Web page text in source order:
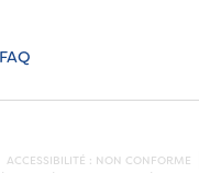
FAQ
ACCESSIBILITÉ : NON CONFORME